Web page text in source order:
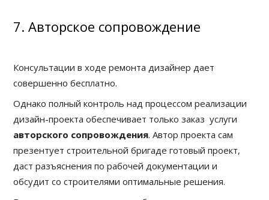
7. Авторское сопровождение
Консультации в ходе ремонта дизайнер дает
совершенно бесплатно.
Однако полный контроль над процессом реализации
дизайн-проекта обеспечивает только заказ услуги
авторского сопровождения. Автор проекта сам
презентует строительной бригаде готовый проект,
даст разъяснения по рабочей документации и
обсудит со строителями оптимальные решения.